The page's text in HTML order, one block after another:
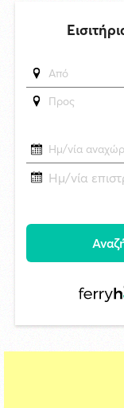
Πρώτη προσέγγιση του
δημοσιεύθηκε 10 ώρες πριν
Στο Εθνικό
Πάρου